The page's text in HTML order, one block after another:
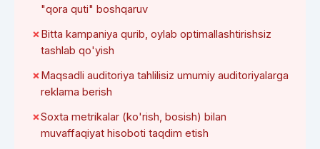
"qora quti" boshqaruv
Bitta kampaniya qurib, oylab optimallashtirishsiz
tashlab qo'yish
Maqsadli auditoriya tahlilisiz umumiy auditoriyalarga
reklama berish
Soxta metrikalar (ko'rish, bosish) bilan
muvaffaqiyat hisoboti taqdim etish